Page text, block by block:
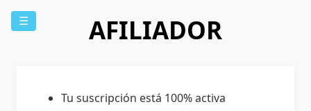
☰ AFILIADOR
Tu suscripción está 100% activa